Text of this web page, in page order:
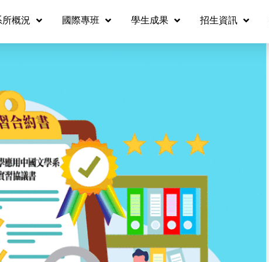
所概況 國際專班 學生成果 招生資訊